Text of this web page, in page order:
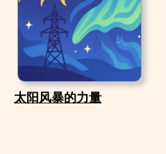
太阳风暴的力量